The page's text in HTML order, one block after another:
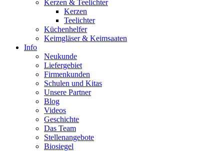
Kerzen & Teelichter
Kerzen
Teelichter
Küchenhelfer
Keimgläser & Keimsaaten
Info
Neukunde
Liefergebiet
Firmenkunden
Schulen und Kitas
Unsere Partner
Blog
Videos
Geschichte
Das Team
Stellenangebote
Biosiegel